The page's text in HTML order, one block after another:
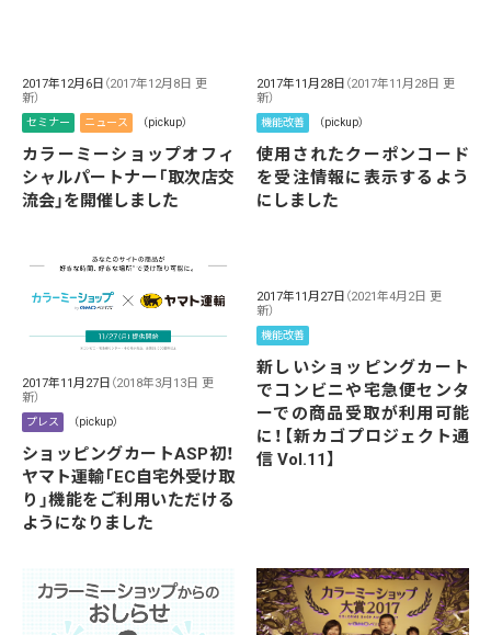
2017年12月6日 （2017年12月8日 更
新）
セミナー ニュース （pickup）
カラーミーショップオフィ
シャルパートナー「取次店交
流会」を開催しました
2017年11月28日 （2017年11月28日 更
新）
機能改善 （pickup）
使用されたクーポンコード
を受注情報に表示するよう
にしました
2017年11月27日 （2018年3月13日 更
新）
プレス （pickup）
ショッピングカートASP初！
ヤマト運輸「EC自宅外受け取
り」機能をご利用いただける
ようになりました
2017年11月27日 （2021年4月2日 更
新）
機能改善
新しいショッピングカート
でコンビニや宅急便センタ
ーでの商品受取が利用可能
に！【新カゴプロジェクト通
信 Vol.11】